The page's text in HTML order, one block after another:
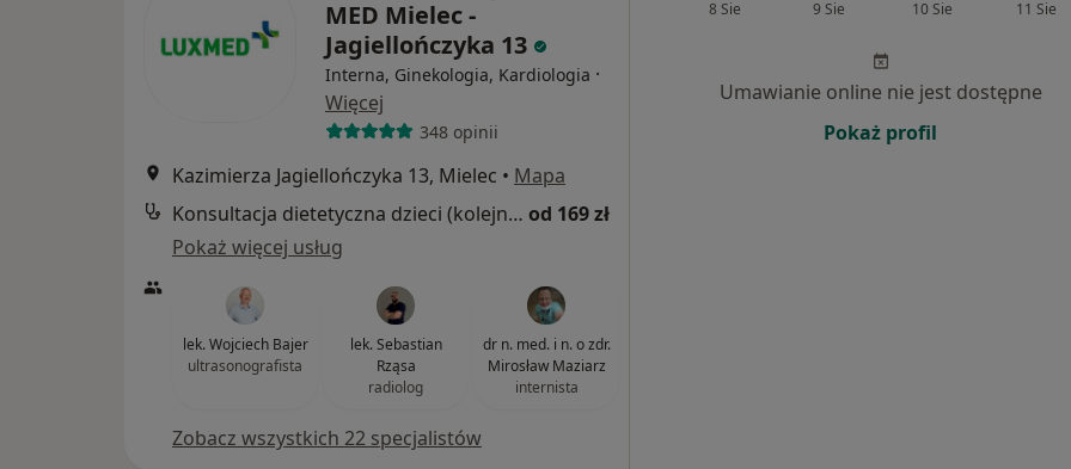
MED Mielec -
Jagiellończyka 13
Interna, Ginekologia, Kardiologia ·
Więcej
348 opinii
Kazimierza Jagiellończyka 13, Mielec • Mapa
Konsultacja dietetyczna dzieci (kolejna wizyta) od 169 zł
Pokaż więcej usług
lek. Wojciech Bajer
ultrasonografista
lek. Sebastian
Rząsa
radiolog
dr n. med. i n. o zdr.
Mirosław Maziarz
internista
Zobacz wszystkich 22 specjalistów
8 Sie 9 Sie 10 Sie 11 Sie
Umawianie online nie jest dostępne
Pokaż profil